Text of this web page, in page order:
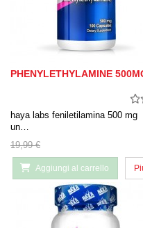
PHENYLETHYLAMINE
haya labs feniletilamina 500
un…
19,99 €
Aggiungi al carrello